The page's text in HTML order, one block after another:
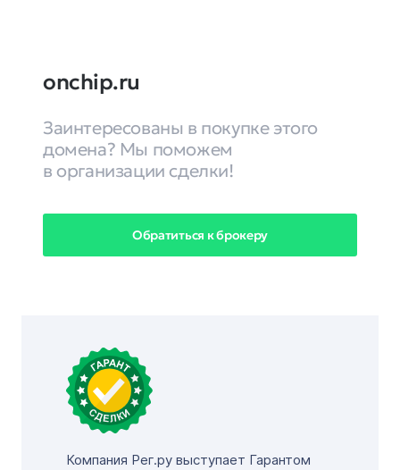
onchip.ru
Заинтересованы в покупке этого
домена? Мы поможем
в организации сделки!
Обратиться к брокеру
Компания Рег.ру выступает Гарантом